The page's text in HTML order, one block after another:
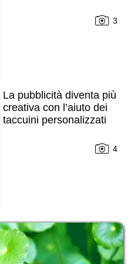
3
La pubblicità diventa più
creativa con l’aiuto dei
taccuini personalizzati
4